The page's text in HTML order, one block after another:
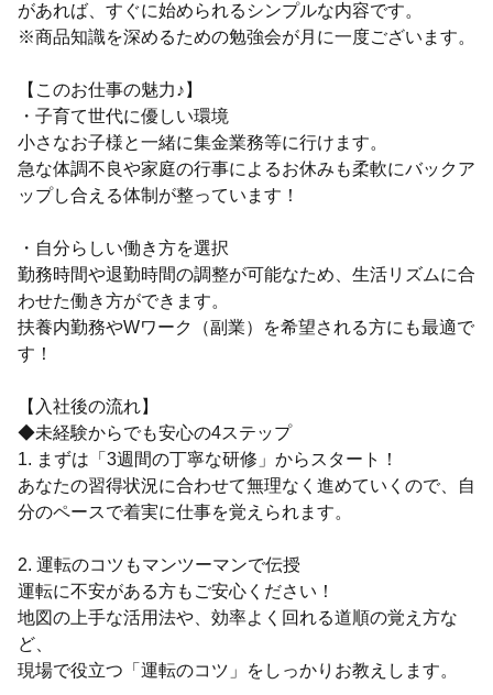
があれば、すぐに始められるシンプルな内容です。
※商品知識を深めるための勉強会が月に一度ございます。
【このお仕事の魅力♪】
・子育て世代に優しい環境
小さなお子様と一緒に集金業務等に行けます。
急な体調不良や家庭の行事によるお休みも柔軟にバックア
ップし合える体制が整っています！
・自分らしい働き方を選択
勤務時間や退勤時間の調整が可能なため、生活リズムに合
わせた働き方ができます。
扶養内勤務やWワーク（副業）を希望される方にも最適で
す！
【入社後の流れ】
◆未経験からでも安心の4ステップ
1. まずは「3週間の丁寧な研修」からスタート！
あなたの習得状況に合わせて無理なく進めていくので、自
分のペースで着実に仕事を覚えられます。
2. 運転のコツもマンツーマンで伝授
運転に不安がある方もご安心ください！
地図の上手な活用法や、効率よく回れる道順の覚え方な
ど、
現場で役立つ「運転のコツ」をしっかりお教えします。